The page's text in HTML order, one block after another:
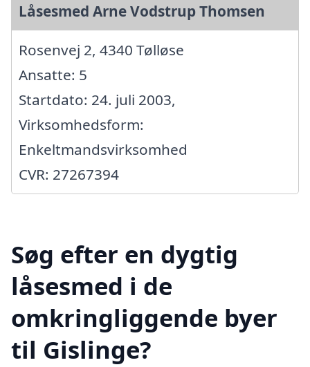
Låsesmed Arne Vodstrup Thomsen
Rosenvej 2, 4340 Tølløse
Ansatte: 5
Startdato: 24. juli 2003,
Virksomhedsform:
Enkeltmandsvirksomhed
CVR: 27267394
Søg efter en dygtig
låsesmed i de
omkringliggende byer
til Gislinge?